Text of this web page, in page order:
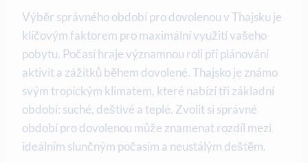
Výběr správného období pro dovolenou v Thajsku je
klíčovým faktorem pro maximální využití vašeho
pobytu. Počasí hraje významnou roli při plánování
aktivit a zážitků během dovolené. Thajsko je známo
svým tropickým klimatem, které nabízí tři základní
období: suché, deštivé a teplé. Zvolit si správné
období pro dovolenou může znamenat rozdíl mezi
ideálním slunčným počasím a neustálým deštěm.